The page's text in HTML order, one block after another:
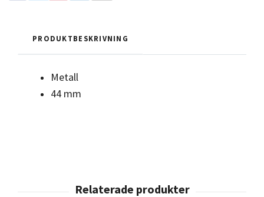
PRODUKTBESKRIVNING
Metall
44 mm